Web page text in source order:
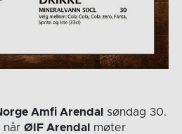
Amfi Arendal
søndag 30.
når ØIF Arendal
møter